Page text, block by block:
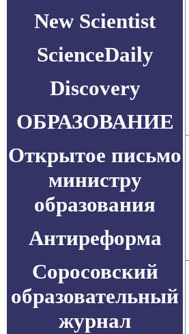
New Scientist
ScienceDaily
Discovery
ОБРАЗОВАНИЕ
Открытое письмо
министру
образования
Антиреформа
Соросовский
образовательный
журнал